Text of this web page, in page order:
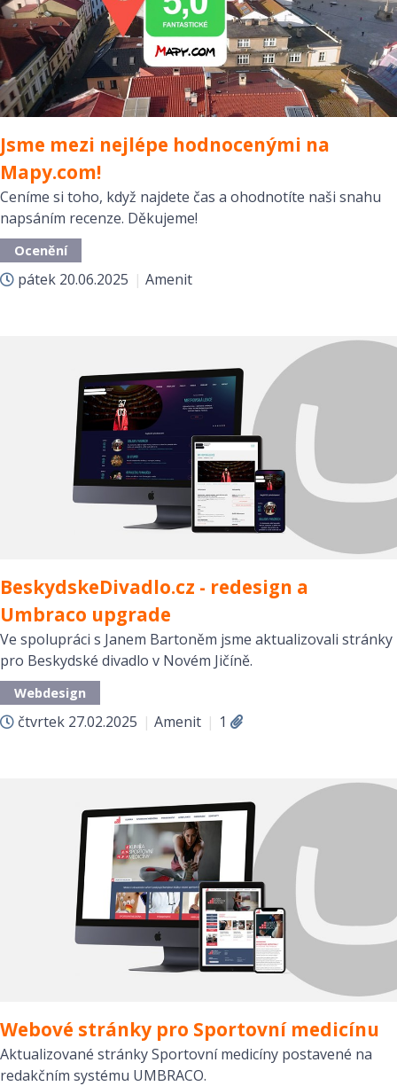
Jsme mezi nejlépe hodnocenými na
Mapy.com!
Ceníme si toho, když najdete čas a ohodnotíte naši snahu
napsáním recenze. Děkujeme!
Ocenění
pátek 20.06.2025 | Amenit
BeskydskeDivadlo.cz - redesign a
Umbraco upgrade
Ve spolupráci s Janem Bartoněm jsme aktualizovali stránky
pro Beskydské divadlo v Novém Jičíně.
Webdesign
čtvrtek 27.02.2025 | Amenit | 1
Webové stránky pro Sportovní medicínu
Aktualizované stránky Sportovní medicíny postavené na
redakčním systému UMBRACO.